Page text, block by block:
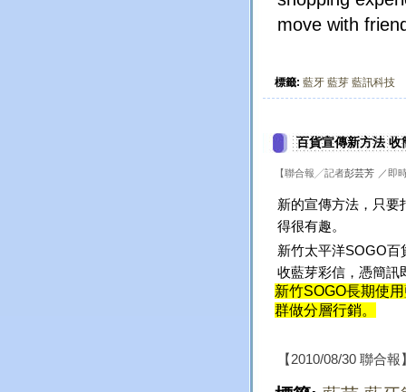
move with
標籤: 藍牙 藍芽 藍訊科技
百貨宣傳新方法 收
【聯合報╱記者彭芸芳 ／即
新的宣傳方法，只要
得很有趣。
新竹太平洋SOGO百
收藍芽彩信，憑簡訊
新竹SOGO長期使用
群做分層行銷。
【2010/08/30 聯合報